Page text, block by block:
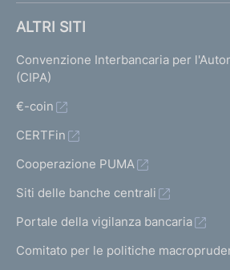
ALTRI SITI
Convenzione Interbancaria per
(CIPA)
€-coin
CERTFin
Cooperazione PUMA
Siti delle banche centrali
Portale della vigilanza bancaria
Comitato per le politiche